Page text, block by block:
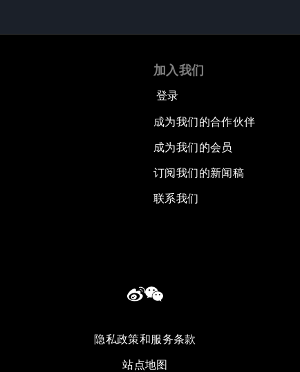
加入我们
登录
成为我们的合作伙伴
成为我们的会员
订阅我们的新闻稿
联系我们
隐私政策和服务条款
站点地图